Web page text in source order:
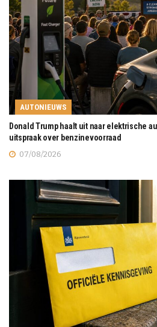
AUTONIEUWS
Donald Trump haalt uit naar elektrische
uitspraak over benzinevoorraad
07/08/2026